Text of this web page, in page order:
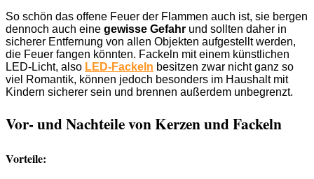
So schön das offene Feuer der Flammen auch ist, sie bergen
dennoch auch eine gewisse Gefahr und sollten daher in
sicherer Entfernung von allen Objekten aufgestellt werden,
die Feuer fangen könnten. Fackeln mit einem künstlichen
LED-Licht, also LED-Fackeln besitzen zwar nicht ganz so
viel Romantik, können jedoch besonders im Haushalt mit
Kindern sicherer sein und brennen außerdem unbegrenzt.
Vor- und Nachteile von Kerzen und Fackeln
Vorteile: